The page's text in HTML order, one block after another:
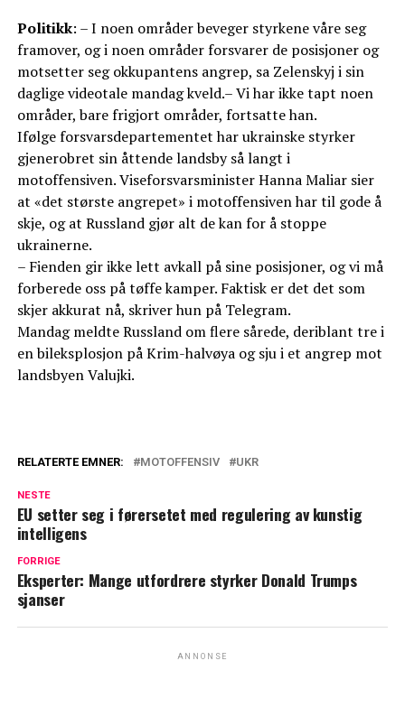
Politikk: – I noen områder beveger styrkene våre seg
framover, og i noen områder forsvarer de posisjoner og
motsetter seg okkupantens angrep, sa Zelenskyj i sin
daglige videotale mandag kveld.– Vi har ikke tapt noen
områder, bare frigjort områder, fortsatte han.
Ifølge forsvarsdepartementet har ukrainske styrker
gjenerobret sin åttende landsby så langt i
motoffensiven. Viseforsvarsminister Hanna Maliar sier
at «det største angrepet» i motoffensiven har til gode å
skje, og at Russland gjør alt de kan for å stoppe
ukrainerne.
– Fienden gir ikke lett avkall på sine posisjoner, og vi må
forberede oss på tøffe kamper. Faktisk er det det som
skjer akkurat nå, skriver hun på Telegram.
Mandag meldte Russland om flere sårede, deriblant tre i
en bileksplosjon på Krim-halvøya og sju i et angrep mot
landsbyen Valujki.
RELATERTE EMNER: MOTOFFENSIV UKR
NESTE
EU setter seg i førersetet med regulering av kunstig
intelligens
FORRIGE
Eksperter: Mange utfordrere styrker Donald Trumps
sjanser
ANNONSE